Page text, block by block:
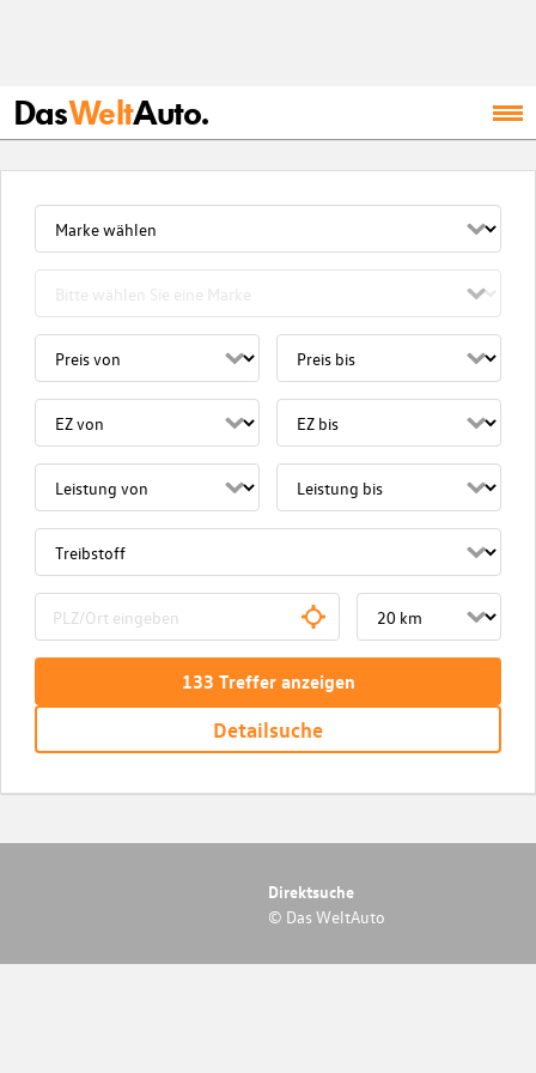
DasWeltAuto.
Detailsuche
133 Treffer anzeigen
Direktsuche
© Das WeltAuto